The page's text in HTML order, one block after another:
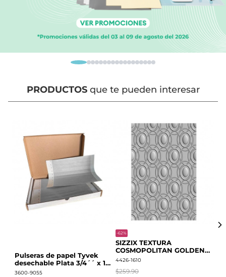
PRODUCTOSque te pueden interesar
Pulseras de papel Tyvek
desechable Plata 3/4´´ x 10
´´
3600-9055
-62%
SIZZIX TEXTURA
COSMOPOLITAN GOLDEN
RINGS S.PARK 666700
4426-1610
$259.90